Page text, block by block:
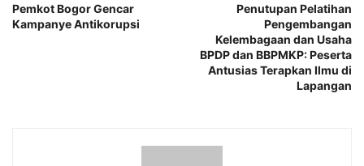
Pemkot Bogor Gencar
Kampanye Antikorupsi
Penutupan Pelatihan
Pengembangan
Kelembagaan dan Usaha
BPDP dan BBPMKP: Peserta
Antusias Terapkan Ilmu di
Lapangan